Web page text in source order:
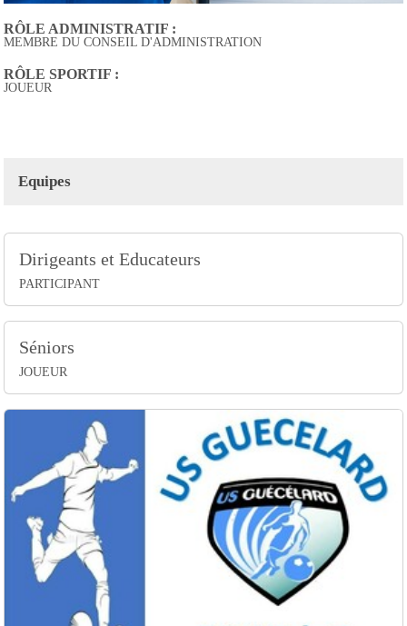
RÔLE ADMINISTRATIF :
MEMBRE DU CONSEIL D'ADMINISTRATION
RÔLE SPORTIF :
JOUEUR
Equipes
Dirigeants et Educateurs
PARTICIPANT
Séniors
JOUEUR